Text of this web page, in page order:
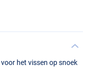
het vissen op snoek